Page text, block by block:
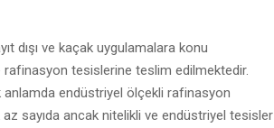
dışı ve kaçak uygulamalara konu
tesislerine teslim edilmektedir.
anlamda endüstriyel ölçekli rafinasyon
sayıda ancak nitelikli ve endüstriyel tesisler